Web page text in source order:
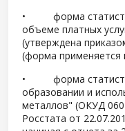
• форма
объеме платных
(утверждена
(форма применяется
• форма
образовании и
металлов" (ОКУД
Росстата от